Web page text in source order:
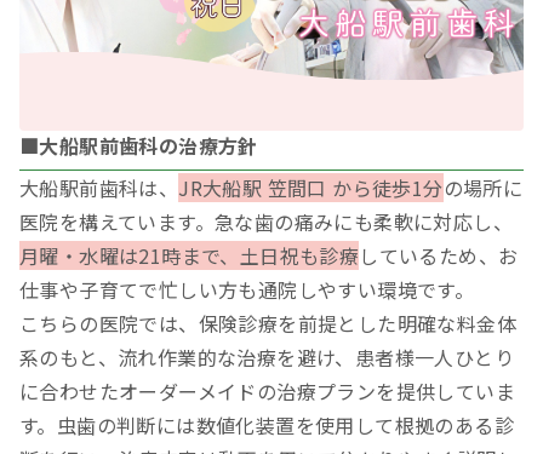
■大船駅前歯科の治療方針
大船駅前歯科は、 JR大船駅 笠間口 から徒歩1分の場所に
医院を構えています。急な歯の痛みにも柔軟に対応し、
月曜・水曜は21時まで、土日祝も診療 しているため、お
仕事や子育てで忙しい方も通院しやすい環境です。
こちらの医院では、保険診療を前提とした明確な料金体
系のもと、流れ作業的な治療を避け、患者様一人ひとり
に合わせたオーダーメイドの治療プランを提供していま
す。虫歯の判断には数値化装置を使用して根拠のある診